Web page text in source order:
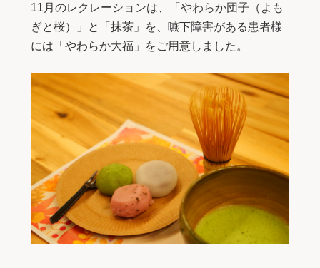
11月のレクレーションは、「やわらか団子（よも
ぎと桜）」と「抹茶」を、嚥下障害がある患者様
には「やわらか大福」をご用意しました。